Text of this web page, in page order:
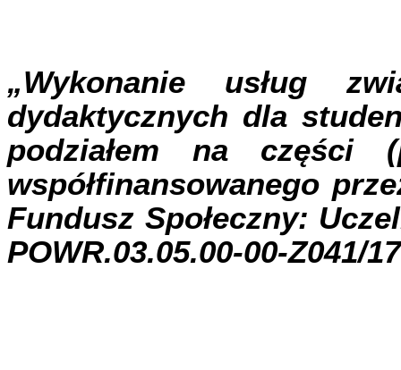
„Wykonanie usług
dydaktycznych dla
podziałem na części
współfinansowanego
Fundusz Społeczny:
POWR.03.05.00-00-Z041/